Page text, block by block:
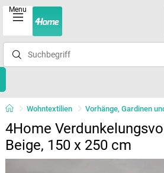
Menu
Wohntextilien Vorhänge, Gardinen
4Home
Beige, 150 x 250 cm